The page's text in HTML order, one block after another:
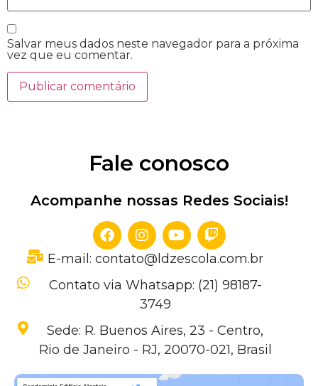
Salvar meus dados neste navegador para a próxima
vez que eu comentar.
Fale conosco
Acompanhe nossas Redes Sociais!
E-mail: contato@ldzescola.com.br
Contato via Whatsapp: (21) 98187-
3749
Sede: R. Buenos Aires, 23 - Centro,
Rio de Janeiro - RJ, 20070-021, Brasil